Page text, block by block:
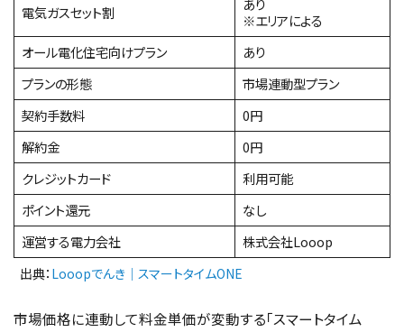
電気ガスセット割
※エリアによる
オール電化住宅向けプラン
あり
プランの形態
市場連動型プラン
契約手数料
0円
解約金
0円
クレジットカード
利用可能
ポイント還元
なし
運営する電力会社
株式会社Looop
出典： Looopでんき｜スマートタイムONE
市場価格に連動して料金単価が変動する「スマートタイム